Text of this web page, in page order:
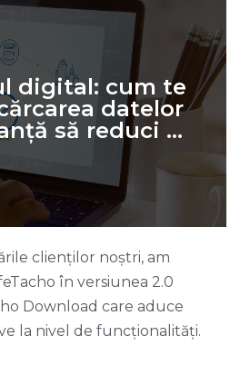
digital: cum te
datelor
să reduci ...
clienților noștri, am
în versiunea 2.0
Download care aduce
la nivel de funcționalități.